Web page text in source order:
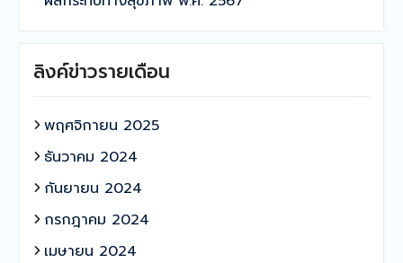
ลิงค์ข่าวรายเดือน
พฤศจิกายน 2025
ธันวาคม 2024
กันยายน 2024
กรกฎาคม 2024
เมษายน 2024